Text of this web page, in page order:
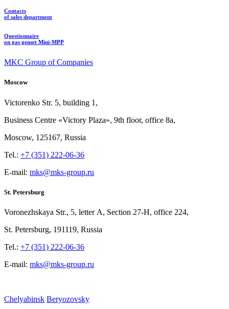
Contacts
of sales department
Questionnaire
on gas genset Mini-MPP
MKC Group of Companies
Moscow
Victorenko Str. 5, building 1,
Business Centre «Victory Plaza», 9th floor, office 8a,
Moscow, 125167, Russia
Tel.: +7 (351) 222-06-36
E-mail: mks@mks-group.ru
St. Petersburg
Voronezhskaya Str., 5, letter A, Section 27-Н, office 224,
St. Petersburg, 191119, Russia
Tel.: +7 (351) 222-06-36
E-mail: mks@mks-group.ru
Chelyabinsk Beryozovsky